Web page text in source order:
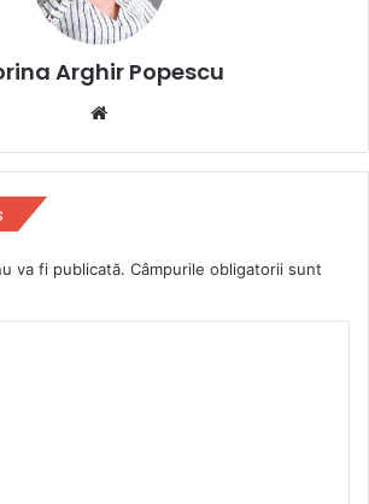
Arghir Popescu
va fi publicată. Câmpurile obligatorii sunt